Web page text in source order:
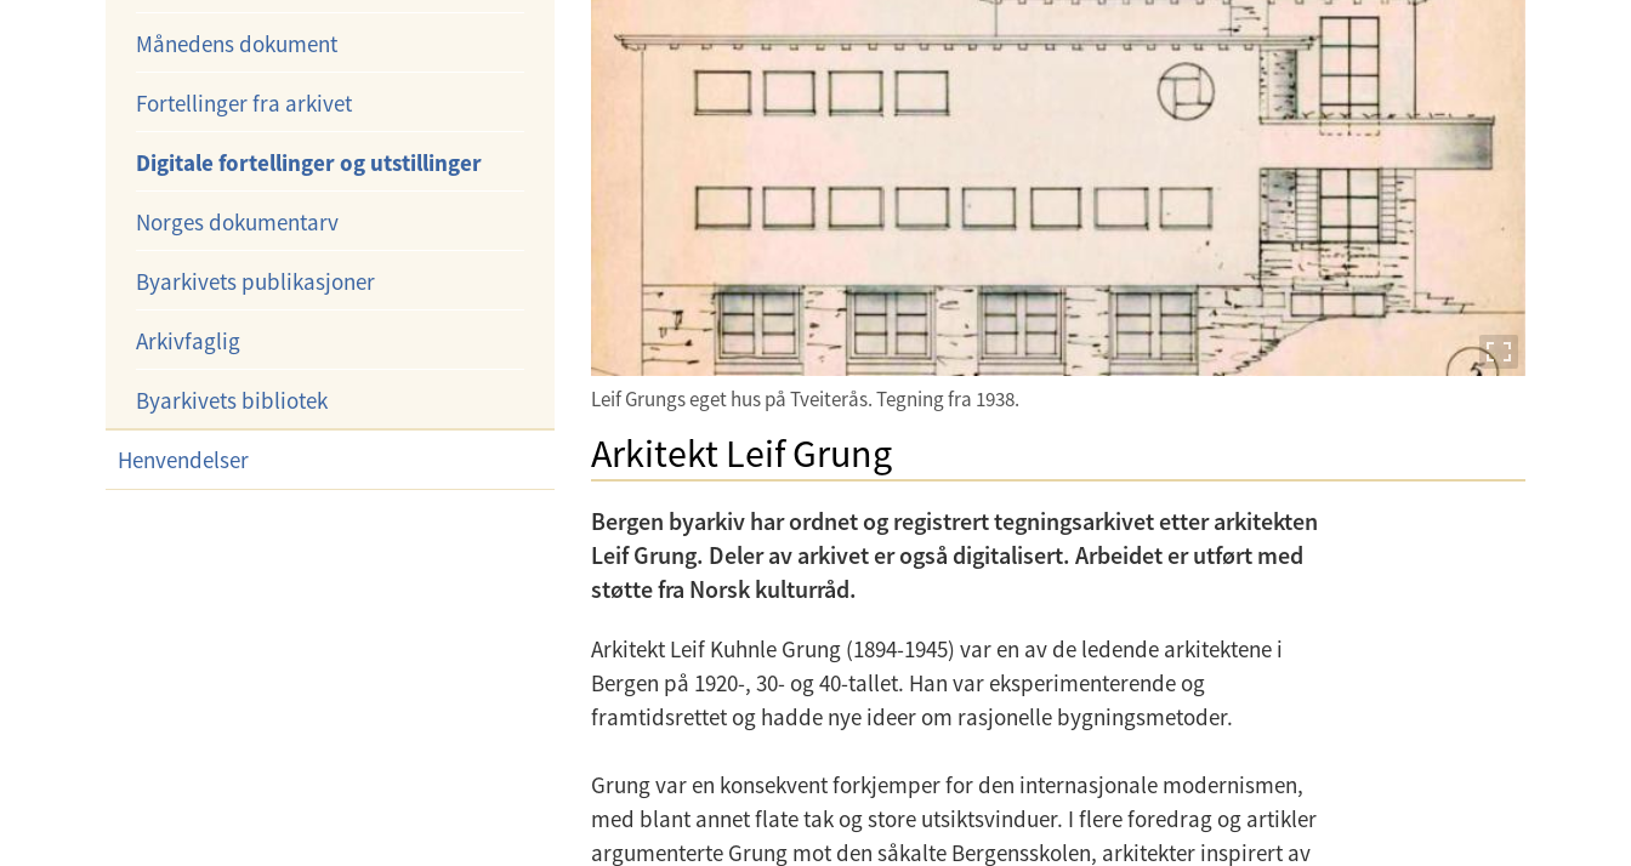
Månedens dokument
Fortellinger fra arkivet
Digitale fortellinger og utstillinger
Norges dokumentarv
Byarkivets publikasjoner
Arkivfaglig
Byarkivets bibliotek
Henvendelser
Leif Grungs eget hus på Tveiterås. Tegning fra 1938.
Arkitekt Leif Grung
Bergen byarkiv har ordnet og registrert tegningsarkivet etter arkitekten
Leif Grung. Deler av arkivet er også digitalisert. Arbeidet er utført med
støtte fra Norsk kulturråd.
Arkitekt Leif Kuhnle Grung (1894-1945) var en av de ledende arkitektene i
Bergen på 1920-, 30- og 40-tallet. Han var eksperimenterende og
framtidsrettet og hadde nye ideer om rasjonelle bygningsmetoder.
Grung var en konsekvent forkjemper for den internasjonale modernismen,
med blant annet flate tak og store utsiktsvinduer. I flere foredrag og artikler
argumenterte Grung mot den såkalte Bergensskolen, arkitekter inspirert av